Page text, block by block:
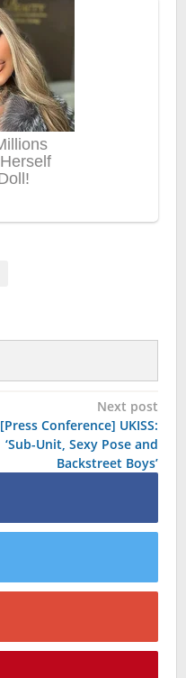
Next post
[Press Conference] UKISS:
‘Sub-Unit, Sexy Pose and
Backstreet Boys’